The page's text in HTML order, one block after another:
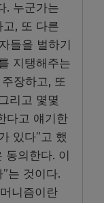
. 누군가는
, 또 다른
들을 벌하기
지탱해주는
장하고, 또
리고 몇몇
다고 얘기한
있다”고 했
동의한다. 이
는 것이다.
니즘이란